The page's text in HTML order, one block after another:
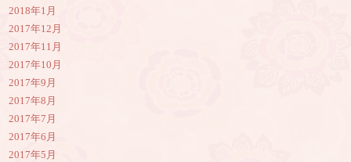
2018年1月
2017年12月
2017年11月
2017年10月
2017年9月
2017年8月
2017年7月
2017年6月
2017年5月